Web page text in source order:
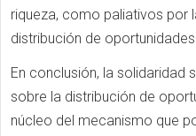
riqueza, como paliativos por
distribución de
En conclusión, la solidaridad
sobre la distribución de
núcleo del mecanismo que